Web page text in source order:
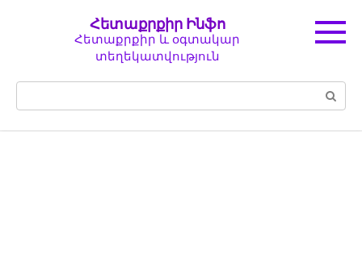
Հետաքրքիր Ինֆո
Հետաքրքիր և օգտակար
տեղեկատվություն